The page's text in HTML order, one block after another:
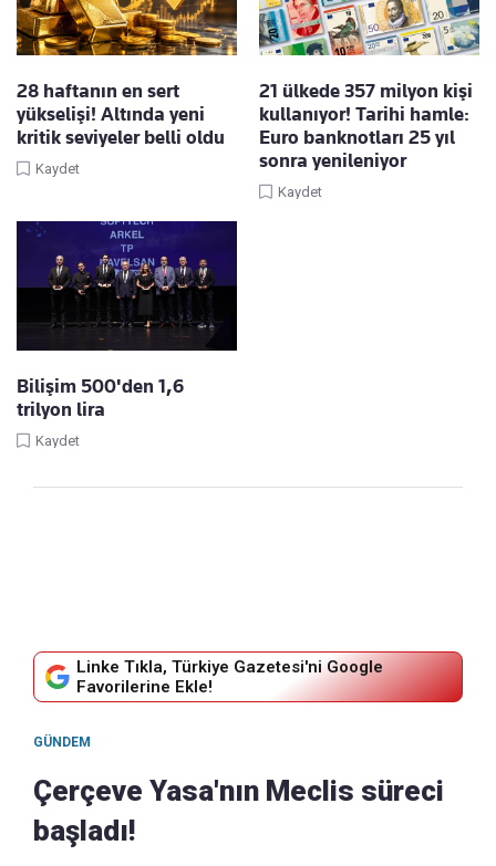
28 haftanın en sert
yükselişi! Altında yeni
kritik seviyeler belli oldu
Kaydet
21 ülkede 357 milyon kişi
kullanıyor! Tarihi hamle:
Euro banknotları 25 yıl
sonra yenileniyor
Kaydet
Bilişim 500'den 1,6
trilyon lira
Kaydet
Linke Tıkla, Türkiye Gazetesi'ni Google
Favorilerine Ekle!
GÜNDEM
Çerçeve Yasa'nın Meclis süreci
başladı!